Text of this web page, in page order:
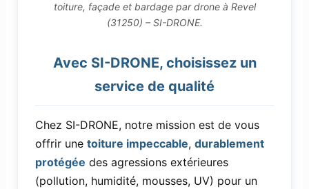
toiture, façade et bardage par drone à Revel
(31250) – SI-DRONE.
Avec SI-DRONE, choisissez un
service de qualité
Chez SI-DRONE, notre mission est de vous
offrir une toiture impeccable, durablement
protégée des agressions extérieures
(pollution, humidité, mousses, UV) pour un